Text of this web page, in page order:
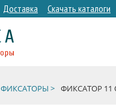
Доставка Скачать каталоги
ФИКСАТОРЫ > ФИКСАТОР 11